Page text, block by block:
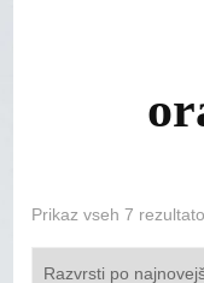
Prikaz vseh 7